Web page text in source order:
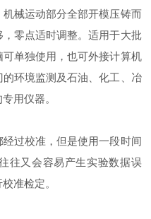
械运动部分全部开模压铸而
零点适时调整。适用于大批
单独使用，也可外接计算机
环境监测及石油、化工、冶
用仪器。
过校准，但是使用一段时间
往又会容易产生实验数据误
准检定。